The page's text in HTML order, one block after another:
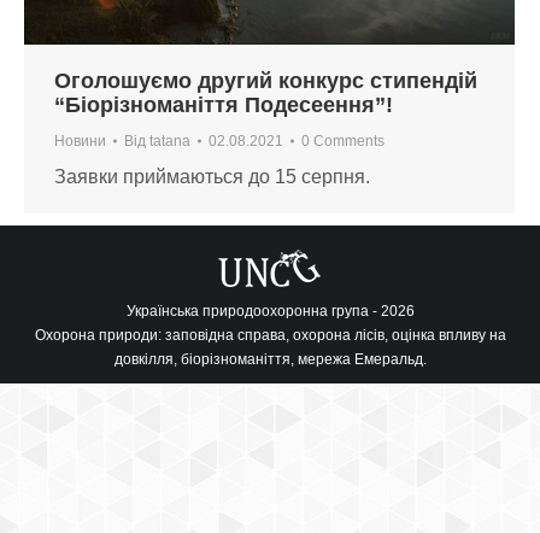
Оголошуємо другий конкурс стипендій
“Біорізноманіття Подесеення”!
Новини Від tatana 02.08.2021 0 Comments
Заявки приймаються до 15 серпня.
Українська природоохоронна група - 2026
Охорона природи: заповідна справа, охорона лісів, оцінка впливу на
довкілля, біорізноманіття, мережа Емеральд.